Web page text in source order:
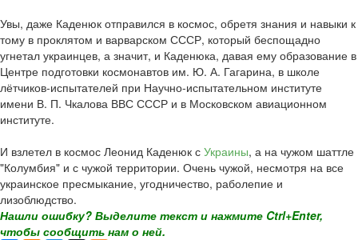
Увы, даже Каденюк отправился в космос, обретя знания и навыки к
тому в проклятом и варварском СССР, который беспощадно
угнетал украинцев, а значит, и Каденюка, давая ему образование в
Центре подготовки космонавтов им. Ю. А. Гагарина, в школе
лётчиков-испытателей при Научно-испытательном институте
имени В. П. Чкалова ВВС СССР и в Московском авиационном
институте.
И взлетел в космос Леонид Каденюк с Украины, а на чужом шаттле
"Колумбия" и с чужой территории. Очень чужой, несмотря на все
украинское пресмыкание, угодничество, раболепие и
лизоблюдство.
Нашли ошибку? Выделите текст и нажмите Ctrl+Enter,
чтобы сообщить нам о ней.